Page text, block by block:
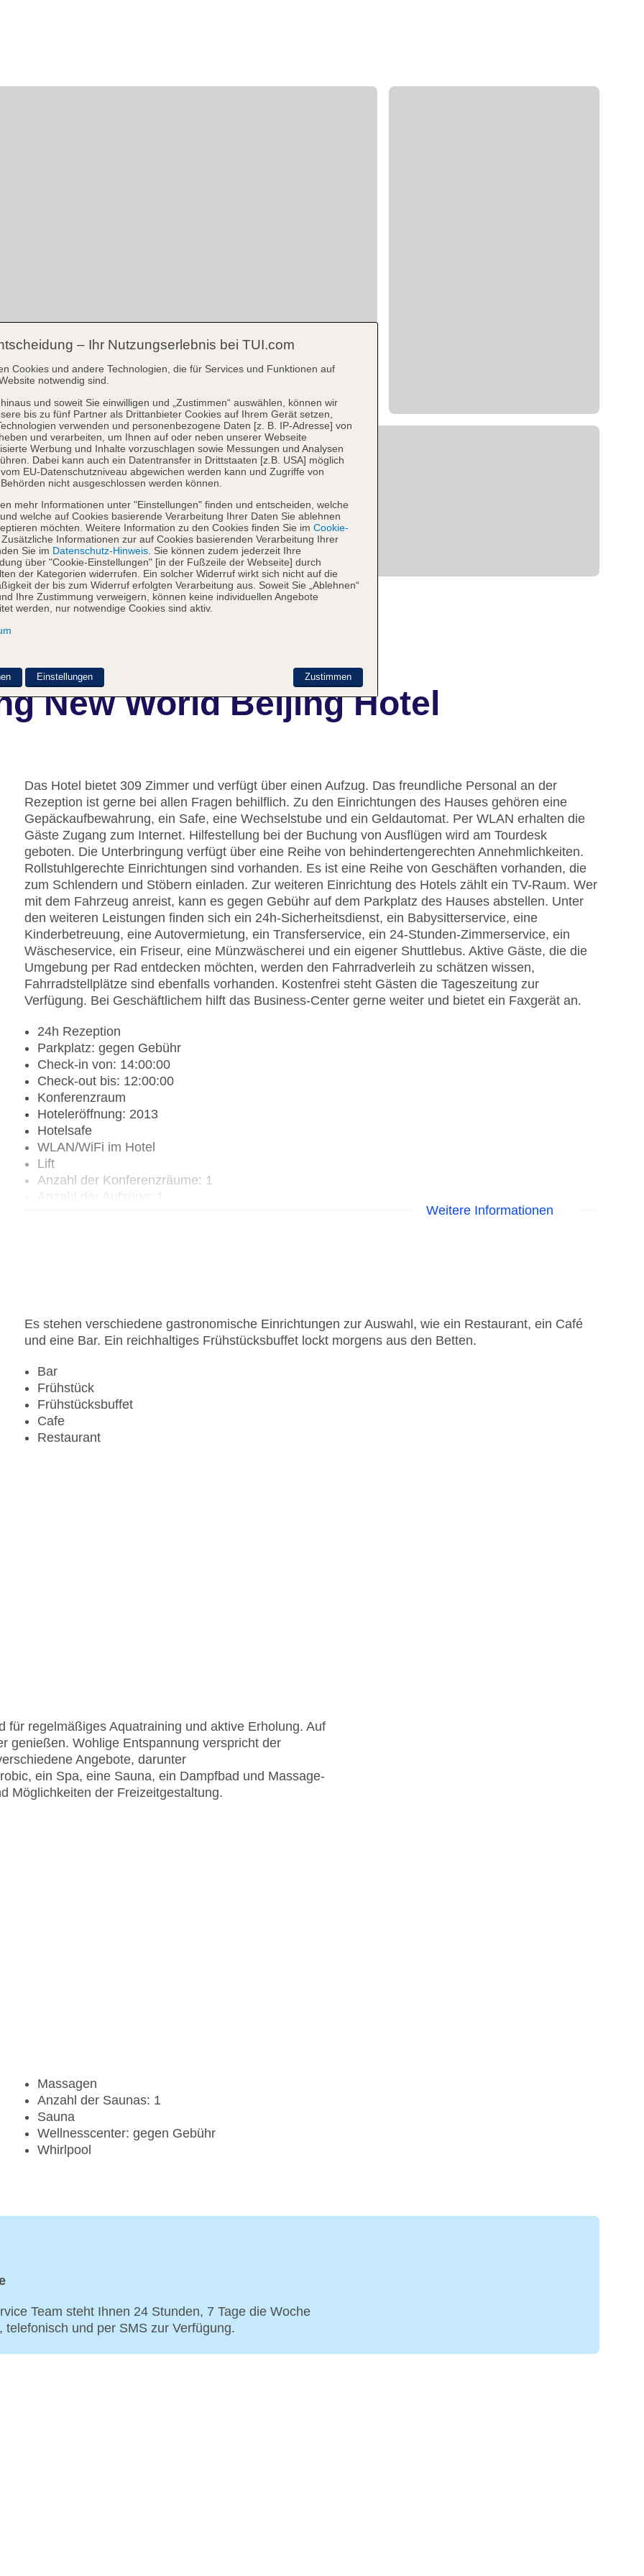
New World Beijing Hotel
Das Hotel bietet 309 Zimmer und verfügt über einen Aufzug. Das freundliche Personal an der
Rezeption ist gerne bei allen Fragen behilflich. Zu den Einrichtungen des Hauses gehören eine
Gepäckaufbewahrung, ein Safe, eine Wechselstube und ein Geldautomat. Per WLAN erhalten die
Gäste Zugang zum Internet. Hilfestellung bei der Buchung von Ausflügen wird am Tourdesk
geboten. Die Unterbringung verfügt über eine Reihe von behindertengerechten Annehmlichkeiten.
Rollstuhlgerechte Einrichtungen sind vorhanden. Es ist eine Reihe von Geschäften vorhanden, die
zum Schlendern und Stöbern einladen. Zur weiteren Einrichtung des Hotels zählt ein TV-Raum. Wer
mit dem Fahrzeug anreist, kann es gegen Gebühr auf dem Parkplatz des Hauses abstellen. Unter
den weiteren Leistungen finden sich ein 24h-Sicherheitsdienst, ein Babysitterservice, eine
Kinderbetreuung, eine Autovermietung, ein Transferservice, ein 24-Stunden-Zimmerservice, ein
Wäscheservice, ein Friseur, eine Münzwäscherei und ein eigener Shuttlebus. Aktive Gäste, die die
Umgebung per Rad entdecken möchten, werden den Fahrradverleih zu schätzen wissen,
Fahrradstellplätze sind ebenfalls vorhanden. Kostenfrei steht Gästen die Tageszeitung zur
Verfügung. Bei Geschäftlichem hilft das Business-Center gerne weiter und bietet ein Faxgerät an.
24h Rezeption
Parkplatz: gegen Gebühr
Check-in von: 14:00:00
Check-out bis: 12:00:00
Konferenzraum
Hoteleröffnung: 2013
Hotelsafe
WLAN/WiFi im Hotel
Lift
Anzahl der Konferenzräume: 1
Anzahl der Aufzüge: 1
Weitere Informationen
Es stehen verschiedene gastronomische Einrichtungen zur Auswahl, wie ein Restaurant, ein Café
und eine Bar. Ein reichhaltiges Frühstücksbuffet lockt morgens aus den Betten.
Bar
Frühstück
Frühstücksbuffet
Cafe
Restaurant
für regelmäßiges Aquatraining und aktive Erholung. Auf
genießen. Wohlige Entspannung verspricht der
Angebote, darunter
ein Spa, eine Sauna, ein Dampfbad und Massage-
Möglichkeiten der Freizeitgestaltung.
Massagen
Anzahl der Saunas: 1
Sauna
Wellnesscenter: gegen Gebühr
Whirlpool
Team steht Ihnen 24 Stunden, 7 Tage die Woche
und per SMS zur Verfügung.
– Ihr Nutzungserlebnis bei TUI.com
Cookies und andere Technologien, die für Services und Funktionen auf
notwendig sind.
und soweit Sie einwilligen und „Zustimmen“ auswählen, können wir
bis zu fünf Partner als Drittanbieter Cookies auf Ihrem Gerät setzen,
verwenden und personenbezogene Daten [z. B. IP-Adresse] von
und verarbeiten, um Ihnen auf oder neben unserer Webseite
Werbung und Inhalte vorzuschlagen sowie Messungen und Analysen
Dabei kann auch ein Datentransfer in Drittstaaten [z.B. USA] möglich
EU-Datenschutzniveau abgewichen werden kann und Zugriffe von
nicht ausgeschlossen werden können.
mehr Informationen unter "Einstellungen" finden und entscheiden, welche
welche auf Cookies basierende Verarbeitung Ihrer Daten Sie ablehnen
möchten. Weitere Information zu den Cookies finden Sie im Cookie-
. Zusätzliche Informationen zur auf Cookies basierenden Verarbeitung Ihrer
Sie im Datenschutz-Hinweis . Sie können zudem jederzeit Ihre
über "Cookie-Einstellungen" [in der Fußzeile der Webseite] durch
der Kategorien widerrufen. Ein solcher Widerruf wirkt sich nicht auf die
der bis zum Widerruf erfolgten Verarbeitung aus. Soweit Sie „Ablehnen“
Ihre Zustimmung verweigern, können keine individuellen Angebote
werden, nur notwendige Cookies sind aktiv.
Zustimmen
Einstellungen